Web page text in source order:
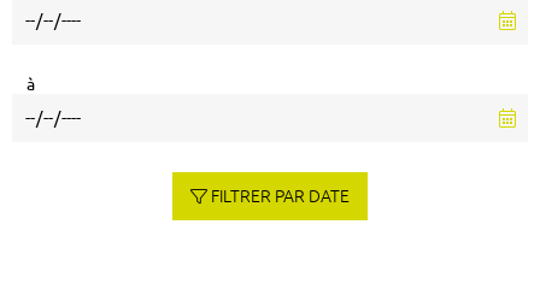
à
FILTRER PAR DATE